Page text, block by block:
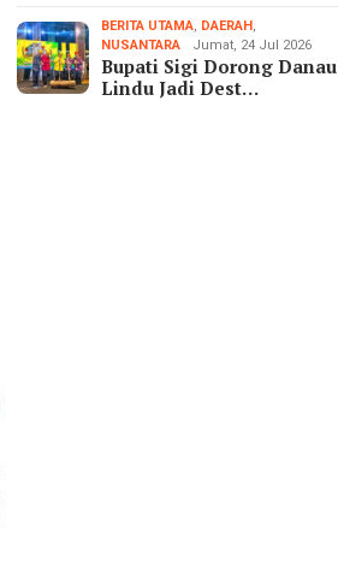
BERITA UTAMA, DAERAH ,
NUSANTARA
Jumat, 24 Jul 2026
Bupati Sigi Dorong Danau
Lindu Jadi Dest…